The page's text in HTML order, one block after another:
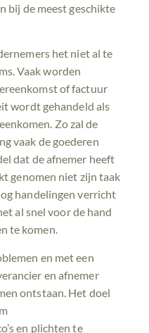
bij de meest geschikte
het niet al te
Vaak worden
of factuur
wordt gehandeld als
Zo zal de
vaak de goederen
dat de afnemer heeft
genomen niet zijn taak
handelingen verricht
al snel voor de hand
te komen.
en met een
en afnemer
ontstaan. Het doel
en plichten te